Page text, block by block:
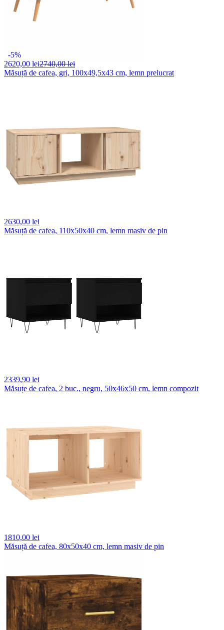
-5%
2620,00 lei2740,00 lei
Măsuță de cafea, gri, 100x49,5x43 cm, lemn prelucrat
2630,00 lei
Măsuță de cafea, 110x50x40 cm, lemn masiv de pin
2339,90 lei
Măsuțe de cafea, 2 buc., negru, 50x46x50 cm, lemn compozit
1810,00 lei
Măsuță de cafea, 80x50x40 cm, lemn masiv de pin